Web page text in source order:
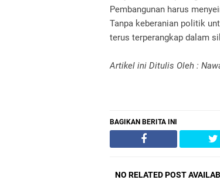
Pembangunan harus
Tanpa keberanian politik
terus terperangkap dalam
Artikel ini Ditulis Oleh :
BAGIKAN BERITA INI
NO RELATED POST